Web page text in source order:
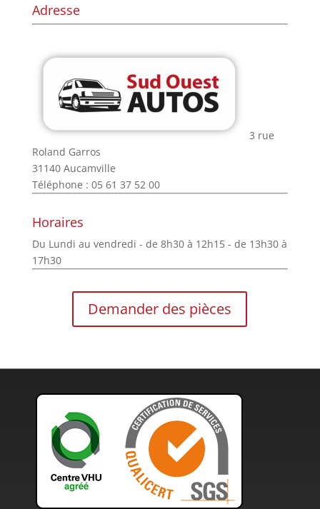
Adresse
3 rue
Roland Garros
31140 Aucamville
Téléphone : 05 61 37 52 00
Horaires
Du Lundi au vendredi - de 8h30 à 12h15 - de 13h30 à
17h30
Demander des pièces